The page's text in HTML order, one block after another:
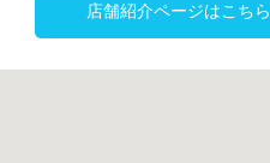
店舗紹介ページはこちら